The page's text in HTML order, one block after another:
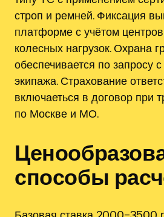
строп и ремней. Фиксация
платформе с учётом
колесных нагрузок. Охрана
обеспечивается по запросу
экипажа. Страхование
включаеться в договор при
по Москве и МО.
способы